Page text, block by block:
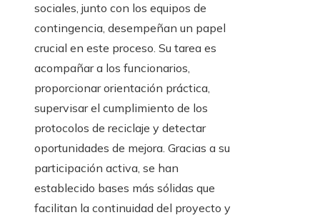
sociales, junto con los equipos de
contingencia, desempeñan un papel
crucial en este proceso. Su tarea es
acompañar a los funcionarios,
proporcionar orientación práctica,
supervisar el cumplimiento de los
protocolos de reciclaje y detectar
oportunidades de mejora. Gracias a su
participación activa, se han
establecido bases más sólidas que
facilitan la continuidad del proyecto y